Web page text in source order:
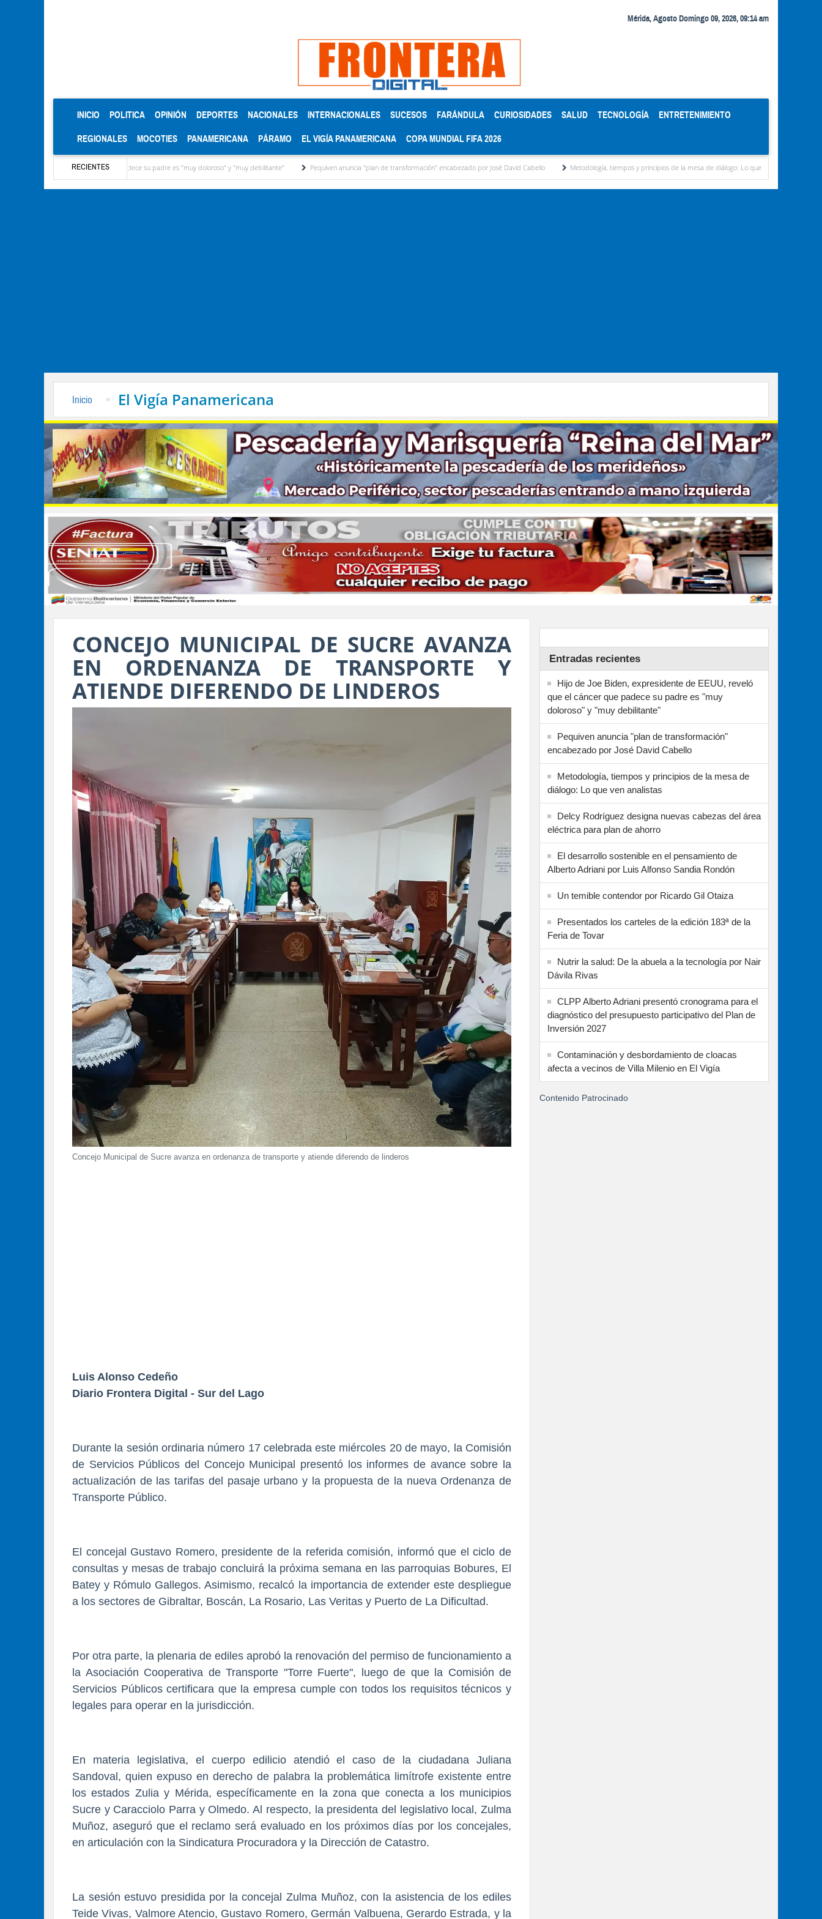
Mérida, Agosto Domingo 09, 2026, 09:14 am
INICIO (CURRENT)
POLITICA OPINIÓN DEPORTES NACIONALES INTERNACIONALES SUCESOS FARÁNDULA CURIOSIDADES SALUD TECNOLOGÍA ENTRETENIMIENTO
REGIONALES MOCOTIES PANAMERICANA PÁRAMO EL VIGÍA PANAMERICANA COPA MUNDIAL FIFA 2026
RECIENTES
que el cáncer que padece su padre es "muy doloroso" y "muy debilitante" Pequiven anuncia "plan de transformación" encabezado por José David Cabello Metodología, tiempos y principios de la mesa de diálogo: Lo que ven analistas
Inicio El Vigía Panamericana
CONCEJO MUNICIPAL DE SUCRE AVANZA
EN ORDENANZA DE TRANSPORTE Y
ATIENDE DIFERENDO DE LINDEROS
Concejo Municipal de Sucre avanza en ordenanza de transporte y atiende diferendo de linderos
Luis Alonso Cedeño
Diario Frontera Digital - Sur del Lago
Durante la sesión ordinaria número 17 celebrada este miércoles 20 de mayo, la Comisión
de Servicios Públicos del Concejo Municipal presentó los informes de avance sobre la
actualización de las tarifas del pasaje urbano y la propuesta de la nueva Ordenanza de
Transporte Público.
El concejal Gustavo Romero, presidente de la referida comisión, informó que el ciclo de
consultas y mesas de trabajo concluirá la próxima semana en las parroquias Bobures, El
Batey y Rómulo Gallegos. Asimismo, recalcó la importancia de extender este despliegue
a los sectores de Gibraltar, Boscán, La Rosario, Las Veritas y Puerto de La Dificultad.
Por otra parte, la plenaria de ediles aprobó la renovación del permiso de funcionamiento a
la Asociación Cooperativa de Transporte "Torre Fuerte", luego de que la Comisión de
Servicios Públicos certificara que la empresa cumple con todos los requisitos técnicos y
legales para operar en la jurisdicción.
En materia legislativa, el cuerpo edilicio atendió el caso de la ciudadana Juliana
Sandoval, quien expuso en derecho de palabra la problemática limítrofe existente entre
los estados Zulia y Mérida, específicamente en la zona que conecta a los municipios
Sucre y Caracciolo Parra y Olmedo. Al respecto, la presidenta del legislativo local, Zulma
Muñoz, aseguró que el reclamo será evaluado en los próximos días por los concejales,
en articulación con la Sindicatura Procuradora y la Dirección de Catastro.
​La sesión estuvo presidida por la concejal Zulma Muñoz, con la asistencia de los ediles
Teide Vivas, Valmore Atencio, Gustavo Romero, Germán Valbuena, Gerardo Estrada, y la
Entradas recientes
Hijo de Joe Biden, expresidente de EEUU, reveló
que el cáncer que padece su padre es "muy
doloroso" y "muy debilitante"
Pequiven anuncia "plan de transformación"
encabezado por José David Cabello
Metodología, tiempos y principios de la mesa de
diálogo: Lo que ven analistas
Delcy Rodríguez designa nuevas cabezas del área
eléctrica para plan de ahorro
El desarrollo sostenible en el pensamiento de
Alberto Adriani por Luis Alfonso Sandia Rondón
Un temible contendor por Ricardo Gil Otaiza
Presentados los carteles de la edición 183ª de la
Feria de Tovar
Nutrir la salud: De la abuela a la tecnología por Nair
Dávila Rivas
CLPP Alberto Adriani presentó cronograma para el
diagnóstico del presupuesto participativo del Plan de
Inversión 2027
Contaminación y desbordamiento de cloacas
afecta a vecinos de Villa Milenio en El Vigía
Contenido Patrocinado